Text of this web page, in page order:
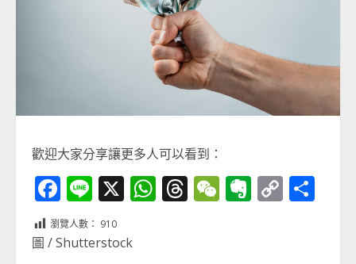
歡迎大家分享讓更多人可以看到：
Facebook
Line
X WhatsApp
Threads
WeChat
Evernote
Copy
瀏覽人數： 910
圖 / Shutterstock